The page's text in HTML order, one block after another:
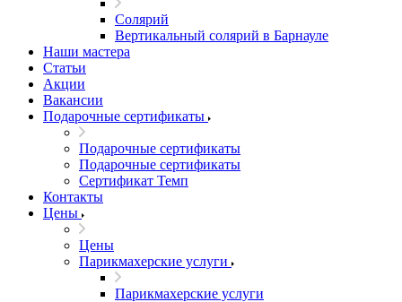
Солярий
Вертикальный солярий в Барнауле
Наши мастера
Статьи
Акции
Вакансии
Подарочные сертификаты
Подарочные сертификаты
Подарочные сертификаты
Сертификат Темп
Контакты
Цены
Цены
Парикмахерские услуги
Парикмахерские услуги